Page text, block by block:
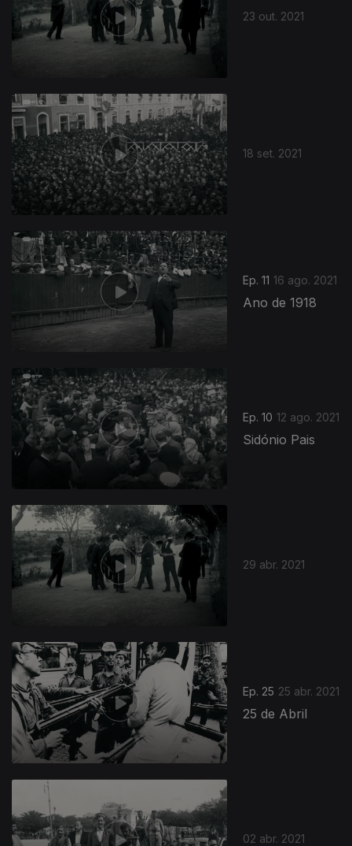
23 out. 2021
18 set. 2021
Ep. 11 16 ago. 2021
Ano de 1918
562926
Ep. 10 12 ago. 2021
Sidónio Pais
29 abr. 2021
Ep. 25 25 abr. 2021
25 de Abril
02 abr. 2021